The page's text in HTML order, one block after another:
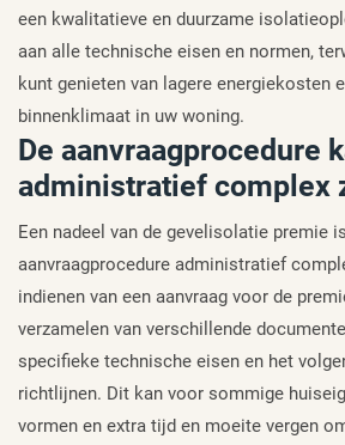
een kwalitatieve en duurzame
aan alle technische eisen en normen,
kunt genieten van lagere energiekosten
binnenklimaat in uw woning.
De aanvraagprocedure
administratief complex
Een nadeel van de gevelisolatie premie
aanvraagprocedure administratief
indienen van een aanvraag voor de
verzamelen van verschillende
specifieke technische eisen en het
richtlijnen. Dit kan voor sommige
vormen en extra tijd en moeite vergen